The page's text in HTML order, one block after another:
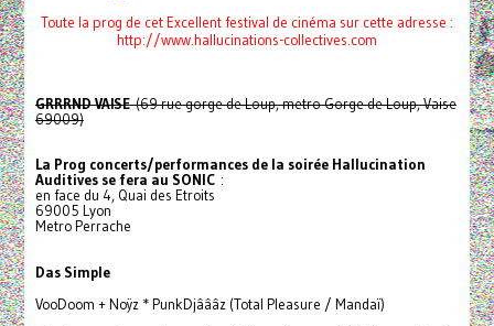
Toute la prog de cet Excellent festival de cinéma sur cette adresse :
http://www.hallucinations-collectives.com
GRRRND VAISE(69 rue gorge de Loup, metro Gorge de Loup, Vaise
69009)
La Prog concerts/performances de la soirée Hallucination
Auditives se fera au SONIC:
en face du 4, Quai des Etroits
69005 Lyon
Metro Perrache
Das Simple
VooDoom + Noÿz * PunkDjâââz (Total Pleasure / Mandaï)